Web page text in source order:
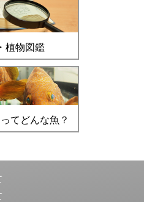
植物図鑑
ってどんな魚？